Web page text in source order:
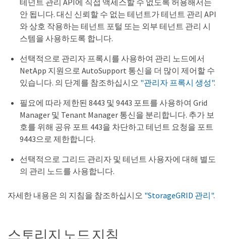
테넌트 관리 API에 직접 액세스할 수 없도록 허용해서는
안 됩니다. 대신 신뢰할 수 없는 테넌트가 테넌트 관리 API
와 상호 작용하는 테넌트 포털 또는 외부 테넌트 관리 시
스템을 사용하도록 합니다.
선택적으로 관리자 프록시를 사용하여 관리 노드에서
NetApp 지원으로 AutoSupport 통신을 더 많이 제어할 수
있습니다. 의 단계를 참조하십시오 "관리자 프록시 생성".
필요에 따라 제한된 8443 및 9443 포트를 사용하여 Grid
Manager 및 Tenant Manager 통신을 분리합니다. 추가 보
호를 위해 공유 포트 443을 차단하고 테넌트 요청을 포트
9443으로 제한합니다.
선택적으로 그리드 관리자 및 테넌트 사용자에 대해 별도
의 관리 노드를 사용합니다.
자세한 내용은 의 지침을 참조하십시오 "StorageGRID 관리".
스토리지 노드 지침